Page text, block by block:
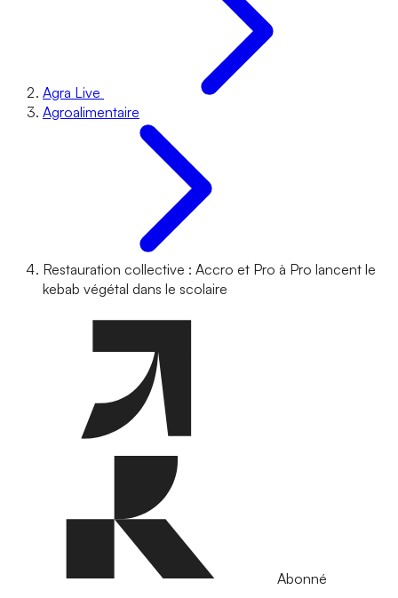
Agra Live
Agroalimentaire
Restauration collective : Accro et Pro à Pro lancent le
kebab végétal dans le scolaire
Abonné